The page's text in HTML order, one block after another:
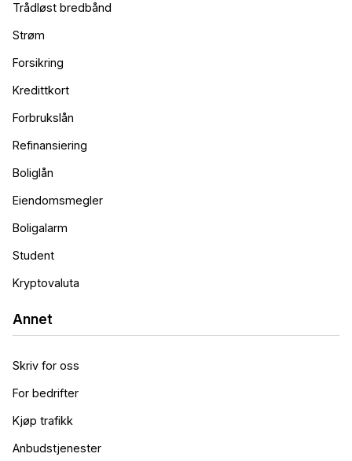
Trådløst bredbånd
Strøm
Forsikring
Kredittkort
Forbrukslån
Refinansiering
Boliglån
Eiendomsmegler
Boligalarm
Student
Kryptovaluta
Annet
Skriv for oss
For bedrifter
Kjøp trafikk
Anbudstjenester